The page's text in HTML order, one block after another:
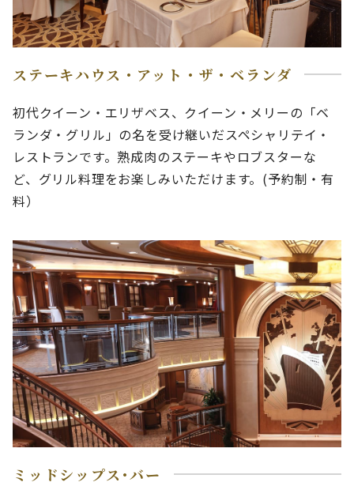
ステーキハウス・アット・ザ・ベランダ
初代クイーン・エリザベス、クイーン・メリーの「ベ
ランダ・グリル」の名を受け継いだスペシャリテイ・
レストランです。熟成肉のステーキやロブスターな
ど、グリル料理をお楽しみいただけます。(予約制・有
料）
ミッドシップス･バー